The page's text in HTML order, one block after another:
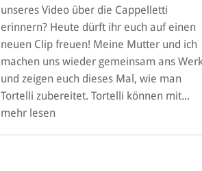
unseres Video über die Cappelletti
erinnern? Heute dürft ihr euch auf einen
neuen Clip freuen! Meine Mutter und ich
machen uns wieder gemeinsam ans
und zeigen euch dieses Mal, wie man
Tortelli zubereitet. Tortelli können mit...
mehr lesen